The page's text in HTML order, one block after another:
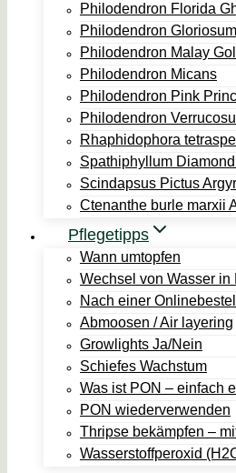
Philodendron Florida
Philodendron Gloriosum
Philodendron Malay
Philodendron Micans
Philodendron Pink
Philodendron
Rhaphidophora
Spathiphyllum
Scindapsus Pictus
Ctenanthe burle marxii
Pflegetipps
Wann umtopfen
Wechsel von Wasser in
Nach einer
Abmoosen / Air layering
Growlights Ja/Nein
Schiefes Wachstum
Was ist PON – einfach
PON wiederverwenden
Thripse bekämpfen –
Wasserstoffperoxid